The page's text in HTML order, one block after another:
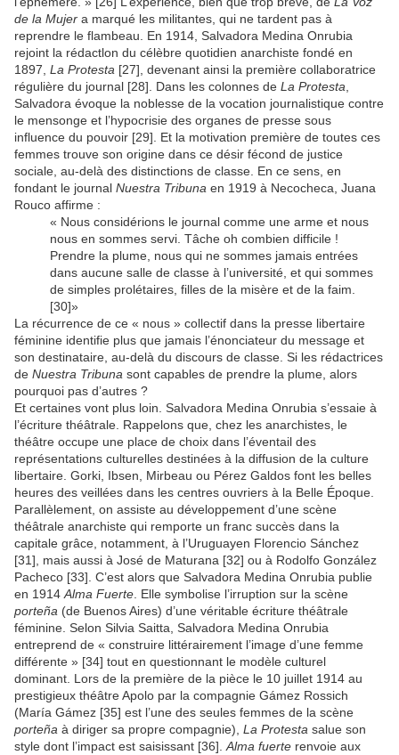
de la Mujer a marqué les militantes, qui ne tardent pas à
reprendre le flambeau. En 1914, Salvadora Medina Onrubia
rejoint la rédactlon du célèbre quotidien anarchiste fondé en
1897, La Protesta [27], devenant ainsi la première collaboratrice
régulière du journal [28]. Dans les colonnes de La Protesta
Salvadora évoque la noblesse de la vocation journalistique contre
le mensonge et l’hypocrisie des organes de presse sous
influence du pouvoir [29]. Et la motivation première de toutes ces
femmes trouve son origine dans ce désir fécond de justice
sociale, au-delà des distinctions de classe. En ce sens, en
fondant le journal Nuestra Tribuna en 1919 à Necocheca, Juana
Rouco affirme :
« Nous considérions le journal comme une arme et nous
nous en sommes servi. Tâche oh combien difficile !
Prendre la plume, nous qui ne sommes jamais entrées
dans aucune salle de classe à l’université, et qui sommes
de simples prolétaires, filles de la misère et de la faim.
[30]»
La récurrence de ce « nous » collectif dans la presse libertaire
féminine identifie plus que jamais l’énonciateur du message et
son destinataire, au-delà du discours de classe. Si les rédactrices
de Nuestra Tribuna sont capables de prendre la plume, alors
pourquoi pas d’autres ?
Et certaines vont plus loin. Salvadora Medina Onrubia s’essaie à
l’écriture théâtrale. Rappelons que, chez les anarchistes, le
théâtre occupe une place de choix dans l’éventail des
représentations culturelles destinées à la diffusion de la culture
libertaire. Gorki, Ibsen, Mirbeau ou Pérez Galdos font les belles
heures des veillées dans les centres ouvriers à la Belle Époque.
Parallèlement, on assiste au développement d’une scène
théâtrale anarchiste qui remporte un franc succès dans la
capitale grâce, notamment, à l’Uruguayen Florencio Sánchez
[31], mais aussi à José de Maturana [32] ou à Rodolfo González
Pacheco [33]. C’est alors que Salvadora Medina Onrubia publie
en 1914 Alma Fuerte . Elle symbolise l’irruption sur la scène
porteña (de Buenos Aires) d’une véritable écriture théâtrale
féminine. Selon Silvia Saitta, Salvadora Medina Onrubia
entreprend de « construire littérairement l’image d’une femme
différente » [34] tout en questionnant le modèle culturel
dominant. Lors de la première de la pièce le 10 juillet 1914 au
prestigieux théâtre Apolo par la compagnie Gámez Rossich
(María Gámez [35] est l’une des seules femmes de la scène
porteña à diriger sa propre compagnie), La Protesta salue son
style dont l’impact est saisissant [36]. Alma fuerte renvoie aux